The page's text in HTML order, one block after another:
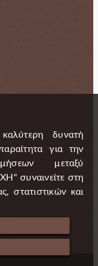
δυνατή
για την
μεταξύ
συναινείτε στη
στατιστικών και